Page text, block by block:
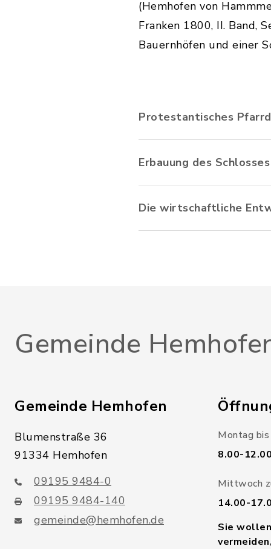
(Hemhofen von
Franken 1800, II. Band,
Bauernhöfen und einer
Protestantisches
Erbauung des Schlosses
Die wirtschaftliche
Gemeinde
Gemeinde Hemhofen
Blumenstraße 36
91334 Hemhofen
09195 9484-0
09195 9484-140
gemeinde@hemhofen.de
Montag
8.00-
Mittwoch
14.00-
Sie